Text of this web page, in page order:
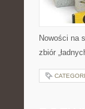
Nowości na
zbiór